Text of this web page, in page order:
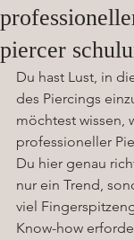
piercer
Du hast Lust, in
des Piercings
möchtest wissen,
professioneller
Du hier genau
nur ein Trend,
viel
Know-how